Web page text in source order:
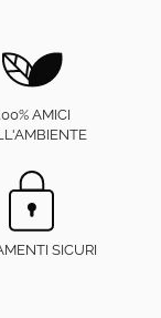
AMICI
SICURI